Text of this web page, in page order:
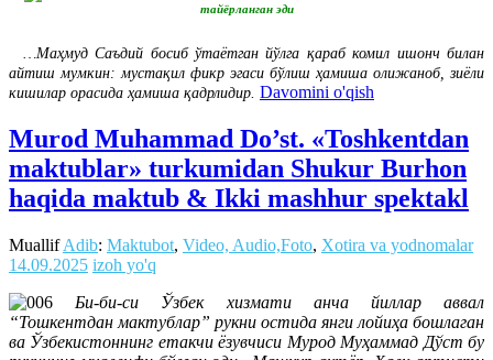
тайёрланган эди
…Маҳмуд Саъдий босиб ўтаётган йўлга қараб комил ишонч билан
айтиш мумкин: мустақил фикр эгаси бўлиш ҳамиша олижаноб, зиёли
кишилар орасида ҳамиша қадрлидир. Davomini o'qish
Murod Muhammad Do’st. «Toshkentdan
maktublar» turkumidan Shukur Burhon
haqida maktub & Ikki mashhur spektakl
MuallifAdib: Maktubot, Video, Audio,Foto, Xotira va yodnomalar
14.09.2025 izoh yo'q
Би-би-си Ўзбек хизмати анча йиллар аввал
“Тошкентдан мактублар” рукни остида янги лойиҳа бошлаган
ва Ўзбекистоннинг етакчи ёзувчиси Мурод Муҳаммад Дўст бу